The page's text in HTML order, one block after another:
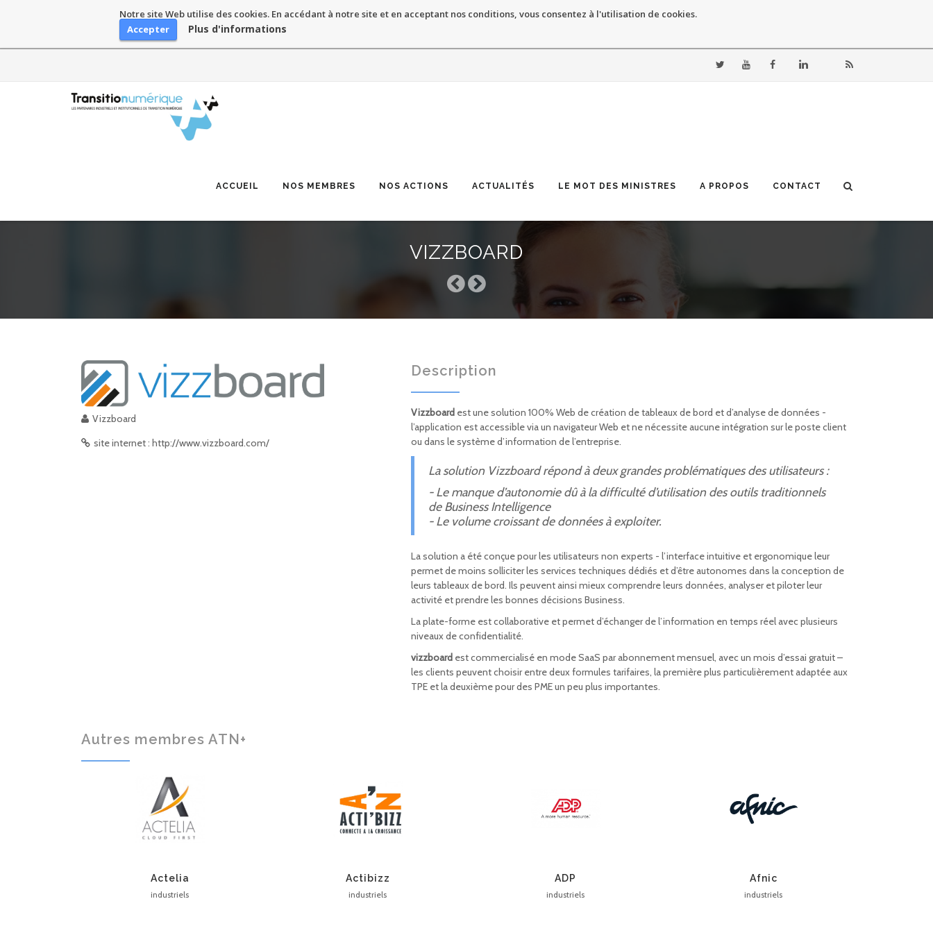
Notre site Web utilise des cookies. En accédant à notre site et en acceptant nos conditions, vous consentez à l'utilisation de cookies.
Accepter
Plus d'informations
content
ACCUEIL NOS MEMBRES NOS ACTIONS ACTUALITÉS LE MOT DES MINISTRES A PROPOS CONTACT
VIZZBOARD
Vizzboard
site internet : http://www.vizzboard.com/
Description
Vizzboard est une solution 100% Web de création de tableaux de bord et d’analyse de données -
l’application est accessible via un navigateur Web et ne nécessite aucune intégration sur le poste client
ou dans le système d’information de l’entreprise.
La solution Vizzboardrépond àdeux grandes problématiques des utilisateurs:
- Le manque d’autonomie dû à la difficulté d’utilisation des outils traditionnels
de Business Intelligence
- Le volume croissant de données à exploiter.
La solution a été conçue pour les utilisateurs non experts - l’interface intuitive et ergonomique leur
permet de moins solliciter les services techniques dédiés et d’être autonomes dans la conception de
leurs tableaux de bord. Ils peuvent ainsi mieux comprendre leurs données, analyser et piloter leur
activité et prendre les bonnes décisions Business.
La plate-forme est collaborative et permet d’échanger de l’information en temps réel avec plusieurs
niveaux de confidentialité.
vizzboard est commercialisé en mode SaaS par abonnement mensuel, avec un mois d’essai gratuit –
les clients peuvent choisir entre deux formules tarifaires, la première plus particulièrement adaptée aux
TPE et la deuxième pour des PME un peu plus importantes.
Autres membres ATN+
Actelia
industriels
Actibizz
industriels
ADP
industriels
Afnic
industriels